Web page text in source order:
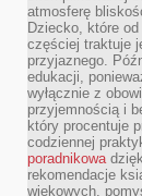
atmosferę
Dziecko, które
częściej traktuje
przyjaznego.
edukacji,
wyłącznie z
przyjemnością i
który procentuje
codziennej
poradnikowa
rekomendacje
wiekowych,